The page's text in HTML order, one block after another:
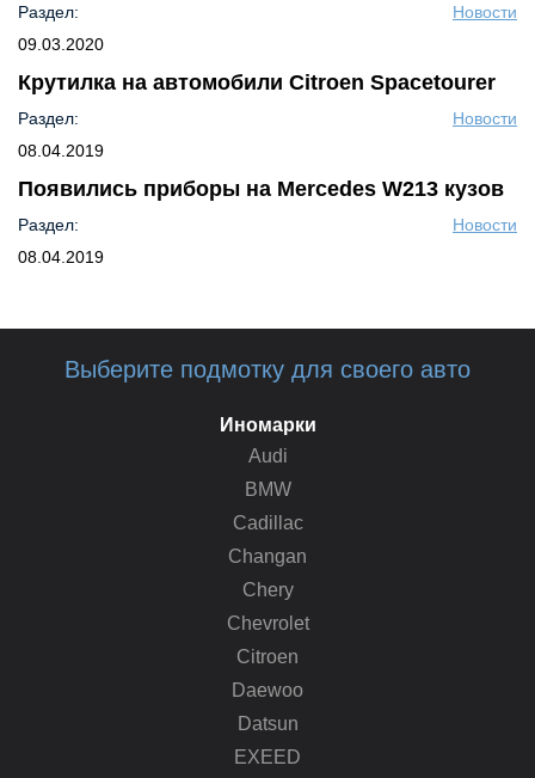
Раздел:
Новости
09.03.2020
Крутилка на автомобили Citroen Spacetourer
Раздел:
Новости
08.04.2019
Появились приборы на Mercedes W213 кузов
Раздел:
Новости
08.04.2019
Выберите подмотку для своего авто
Иномарки
Audi
BMW
Cadillac
Changan
Chery
Chevrolet
Citroen
Daewoo
Datsun
EXEED